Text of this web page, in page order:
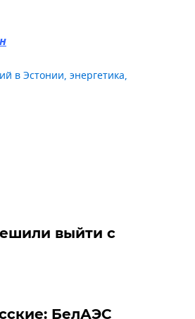
в Эстонии, энергетика,
выйти с
БелАЭС